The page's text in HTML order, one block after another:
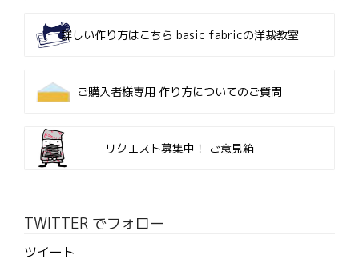
詳しい作り方はこちら basic fabricの洋裁教室
ご購入者様専用 作り方についてのご質問
リクエスト募集中！ ご意見箱
TWITTER でフォロー
ツイート